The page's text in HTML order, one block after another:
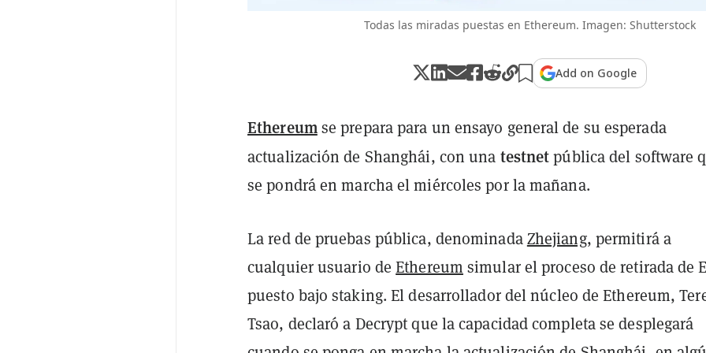
Todas las miradas puestas en Ethereum. Imagen: Shutterstock
Add on Google
Ethereumse prepara para un ensayo general de su esperada
actualización de Shanghái, con una testnetpública del software
se pondrá en marcha el miércoles por la mañana.
La red de pruebas pública, denominadaZhejiang, permitirá a
cualquier usuario deEthereum simular el proceso de retirada de
puesto bajo staking. El desarrollador del núcleo de Ethereum,
Tsao, declaró a Decrypt que la capacidad completa se desplegará